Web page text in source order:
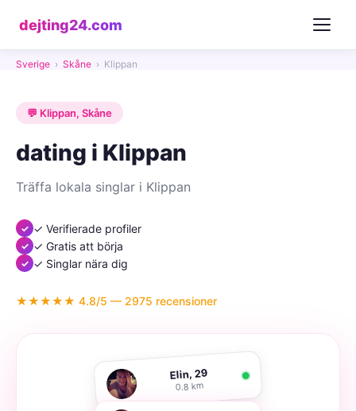
dejting24.com
Sverige › Skåne › Klippan
💬 Klippan, Skåne
dating i Klippan
Träffa lokala singlar i Klippan
✓ Verifierade profiler
✓ Gratis att börja
✓ Singlar nära dig
★★★★★ 4.8/5 — 2975 recensioner
Elin, 29
0.8 km